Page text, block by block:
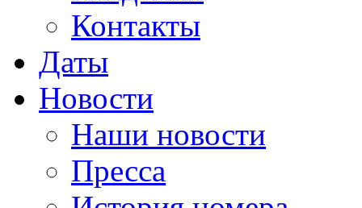
Контакты
Даты
Новости
Наши новости
Пресса